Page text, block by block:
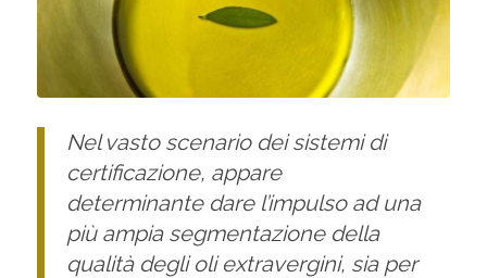
Nel vasto scenario dei sistemi di
certificazione, appare
determinante dare l’impulso ad una
più ampia segmentazione della
qualità degli oli extravergini, sia per